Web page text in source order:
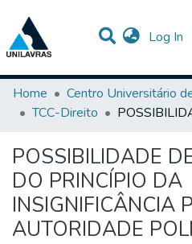
Log In
Communities
All of
Home
TCC-Direito
POSSIBILIDADE
DO PRINCÍPIO DA
INSIGNIFICÂNCIA
AUTORIDADE